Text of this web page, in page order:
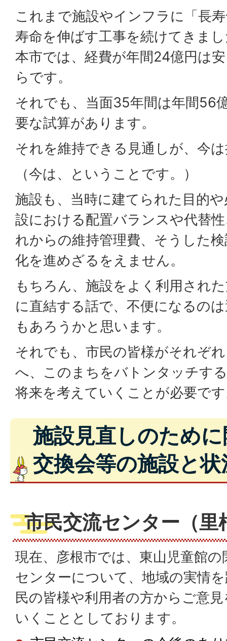
これまで施設やインフラに「長
寿命を伸ばす工事を続けてきま
本市では、経費が年間24億円は
らです。
それでも、当面35年間は年間56
要な試算があります。
それを維持できる見通しが、今
（今は、ということです。）
施設も、当時に建てられた目的
設における配置バランスや代替
れからの維持管理費、そうした
化を進めざるをえません。
もちろん、施設をよく利用され
に直結する話で、不便になるの
もあろうかと思います。
それでも、市民の皆様がそれぞ
へ、このまちをバトンタッチす
将来を考えていくことが必要で
施設見直しのため
交換会等の施設と
市民交流センター（里
現在、彦根市では、東山児童館
センターについて、地域の実情
民の皆様や利用者の方からご意
いくこととしております。